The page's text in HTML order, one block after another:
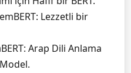
Lezzetli bir
Arap Dili Anlama